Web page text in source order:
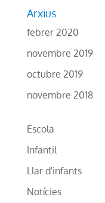
Arxius
febrer 2020
novembre 2019
octubre 2019
novembre 2018
Escola
Infantil
Llar d'infants
Notícies